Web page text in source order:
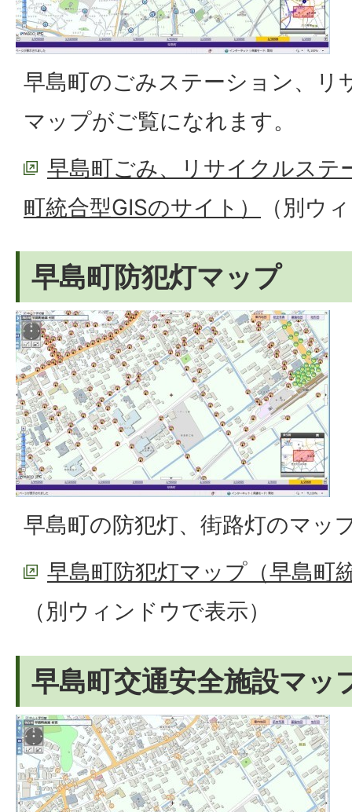
早島町のごみステーション、リ
マップがご覧になれます。
早島町ごみ、リサイクルステ
町統合型GISのサイト）
（別ウ
早島町防犯灯マップ
早島町の防犯灯、街路灯のマッ
早島町防犯灯マップ（早島町
（別ウィンドウで表示）
早島町交通安全施設マッ